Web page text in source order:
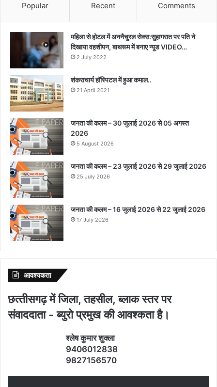
Popular Recent Comments
महिला से होटल में अननैचुरल सेक्स:सुहागरात पर पति ने
दिखाया वहशीपन, बाथरूम में बनाए न्यूड VIDEO…
2 July 2022
शंकराचार्य हॉस्पिटल में हुआ कमाल..
21 April 2021
जनता की कलम – 30 जुलाई 2026 से 05 अगस्त
2026
5 August 2026
जनता की कलम – 23 जुलाई 2026 से 29 जुलाई 2026
25 July 2026
जनता की कलम – 16 जुलाई 2026 से 22 जुलाई 2026
17 July 2026
आवश्‍यकता
छत्‍तीसगढ़ में जिला, तहसील, ब्‍लाक स्‍तर पर
संवाददाता - ब्‍युरो प्रमुख की आवश्‍कता है।
श्‍लेष कुमार शुक्‍ला
9406012838
9827156570